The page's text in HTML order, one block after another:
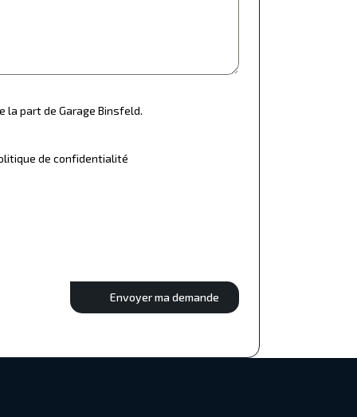
la part de Garage Binsfeld.
de confidentialité
Envoyer ma demande